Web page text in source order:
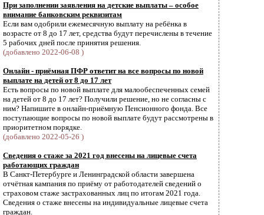
При заполнении заявления на детские выплаты – особое
внимание банковским реквизитам
Если вам одобрили ежемесячную выплату на ребёнка в
возрасте от 8 до 17 лет, средства будут перечислены в течение
5 рабочих дней после принятия решения.
(добавлено 2022-06-08 )
Онлайн - приёмная ПФР ответит на все вопросы по новой
выплате на детей от 8 до 17 лет
Есть вопросы по новой выплате для малообеспеченных семей
на детей от 8 до 17 лет? Получили решение, но не согласны с
ним? Напишите в онлайн-приёмную Пенсионного фонда. Все
поступающие вопросы по новой выплате будут рассмотрены в
приоритетном порядке.
(добавлено 2022-05-26 )
Сведения о стаже за 2021 год внесены на лицевые счета
работающих граждан
В Санкт-Петербурге и Ленинградской области завершена
отчётная кампания по приёму от работодателей сведений о
страховом стаже застрахованных лиц по итогам 2021 года.
Cведения о стаже внесены на индивидуальные лицевые счета
граждан.